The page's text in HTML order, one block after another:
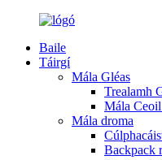
Baile
Táirgí
Mála Gléas
Trealamh
Mála
Mála droma
Backpack